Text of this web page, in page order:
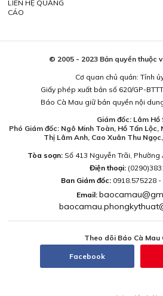
LIÊN HỆ QUẢNG
CÁO
© 2005 - 2023 Bản quyền thuộc
Cơ quan chủ quản: Tỉnh
Giấy phép xuất bản số 620/GP-
Báo Cà Mau giữ bản quyền nội
Giám đốc: Lâm Hồ
Phó Giám đốc: Ngô Minh Toàn, Hồ Tấn
Thị Lâm Anh, Cao Xuân Thu
Tòa soạn:Số 413 Nguyễn Trãi, Phường
Điện thoại:
Ban Giám đốc: 0918.575228
Email:
Theo dõi Báo Cà Mau
Facebook